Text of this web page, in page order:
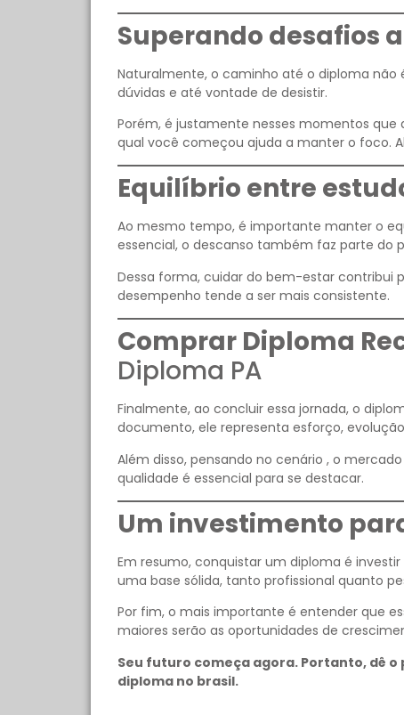
Superando desafios
Naturalmente, o caminho até o diploma não
dúvidas e até vontade de desistir.
Porém, é justamente nesses momentos
qual você começou ajuda a manter o foco.
Equilíbrio entre
Ao mesmo tempo, é importante manter o
essencial, o descanso também faz parte do
Dessa forma, cuidar do bem-estar contribui
desempenho tende a ser mais consistente.
Comprar Diploma
Diploma PA
Finalmente, ao concluir essa jornada, o
documento, ele representa esforço,
Além disso, pensando no cenário , o
qualidade é essencial para se destacar.
Um investimento
Em resumo, conquistar um diploma é
uma base sólida, tanto profissional quanto
Por fim, o mais importante é entender que
maiores serão as oportunidades de
Seu futuro começa agora. Portanto, dê
diploma no brasil.